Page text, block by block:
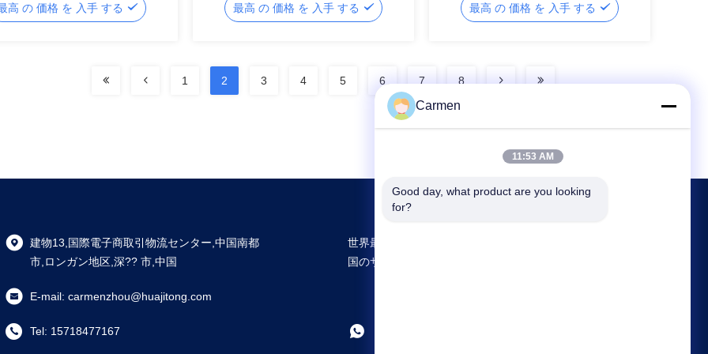
高 の 価格 を 入手 する 最高 の 価格 を 入手 する 最高 の 価格 を 入手 する
1 2 3 4 5 6 7 8
建物13,国際電子商取引物流センター,中国南都
市,ロンガン地区,深?? 市,中国
E-mail: carmenzhou@huajitong.com
Tel: 15718477167
世界最大規模の研究開発と生産 Vozol Vape 中
国のサプライヤー
Carmen
11:53 AM
Good day, what product are you looking
for?